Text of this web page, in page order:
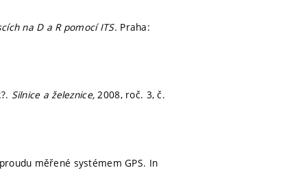
na D a R pomocí ITS. Praha:
Silnice a železnice,2008, roč. 3, č.
proudu měřené systémem GPS. In